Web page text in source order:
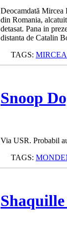
Deocamdată
din Romania,
detasat. Pana in
distanta de Catalin
TAGS:
Snoop
Via USR. Probabil
TAGS: